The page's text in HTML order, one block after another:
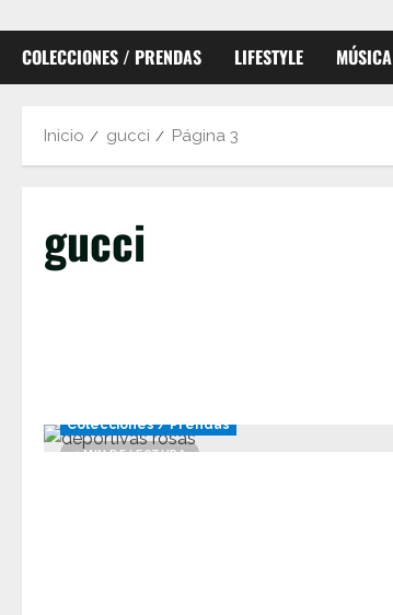
COLECCIONES / PRENDAS LIFESTYLE MÚSICA
Inicio gucci Página 3
gucci
1 MIN DE LECTURA
Colecciones / Prendas